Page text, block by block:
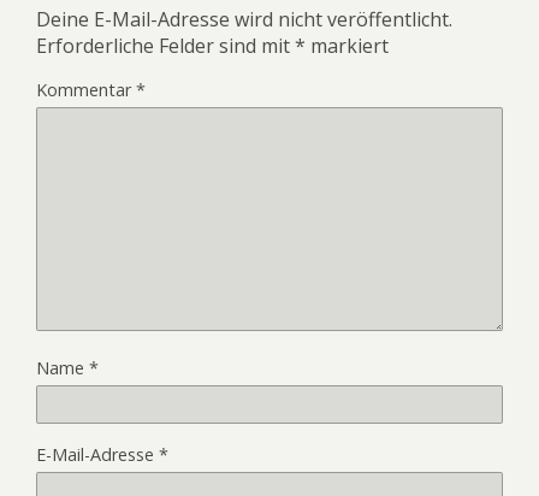
Deine E-Mail-Adresse wird nicht veröffentlicht.
Erforderliche Felder sind mit* markiert
Kommentar*
Name *
E-Mail-Adresse *